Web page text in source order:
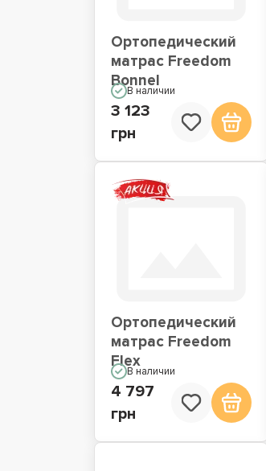
Ортопедический
матрас Freedom
Bonnel
В наличии
3 123
грн
Ортопедический
матрас Freedom
Flex
В наличии
4 797
грн